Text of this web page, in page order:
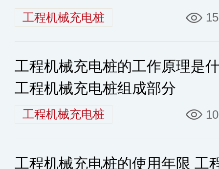
工程机械充电桩
工程机械充电桩的工作原理是
工程机械充电桩组成部分
工程机械充电桩
工程机械充电桩的使用年限 工